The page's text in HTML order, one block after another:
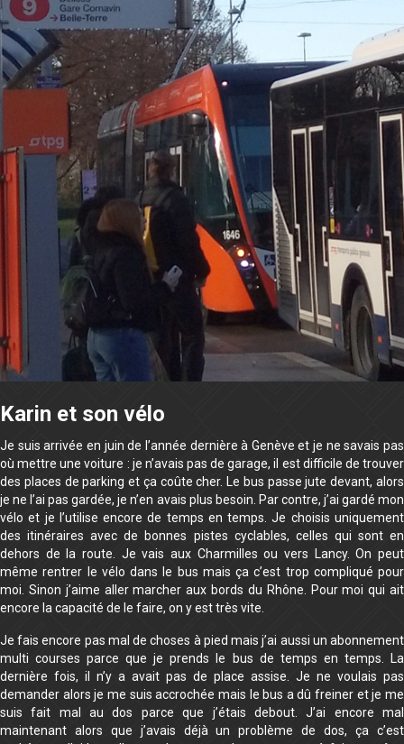
Karin et son vélo
Je suis arrivée en juin de l’année dernière à Genève et je ne savais pas
où mettre une voiture : je n’avais pas de garage, il est difficile de trouver
des places de parking et ça coûte cher. Le bus passe jute devant, alors
je ne l’ai pas gardée, je n’en avais plus besoin. Par contre, j’ai gardé mon
vélo et je l’utilise encore de temps en temps. Je choisis uniquement
des itinéraires avec de bonnes pistes cyclables, celles qui sont en
dehors de la route. Je vais aux Charmilles ou vers Lancy. On peut
même rentrer le vélo dans le bus mais ça c’est trop compliqué pour
moi. Sinon j’aime aller marcher aux bords du Rhône. Pour moi qui ait
encore la capacité de le faire, on y est très vite.
Je fais encore pas mal de choses à pied mais j’ai aussi un abonnement
multi courses parce que je prends le bus de temps en temps. La
dernière fois, il n’y a avait pas de place assise. Je ne voulais pas
demander alors je me suis accrochée mais le bus a dû freiner et je me
suis fait mal au dos parce que j’étais debout. J’ai encore mal
maintenant alors que j’avais déjà un problème de dos, ça c’est